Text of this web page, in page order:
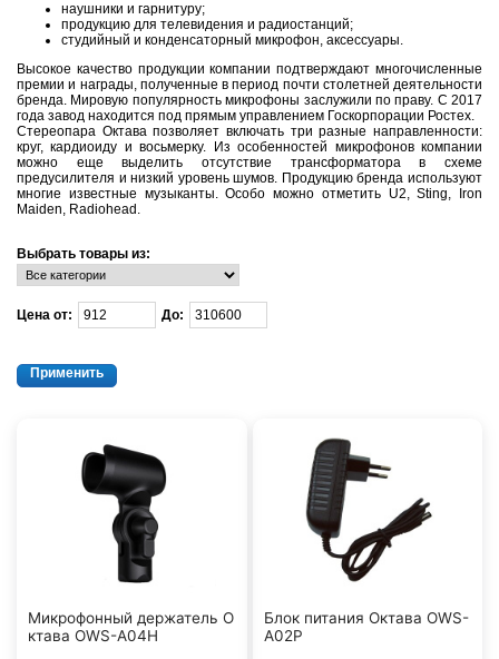
наушники и гарнитуру;
продукцию для телевидения и радиостанций;
студийный и конденсаторный микрофон, аксессуары.
Высокое качество продукции компании подтверждают многочисленные
премии и награды, полученные в период почти столетней деятельности
бренда. Мировую популярность микрофоны заслужили по праву. С 2017
года завод находится под прямым управлением Госкорпорации Ростех.
Стереопара Октава позволяет включать три разные направленности:
круг, кардиоиду и восьмерку. Из особенностей микрофонов компании
можно еще выделить отсутствие трансформатора в схеме
предусилителя и низкий уровень шумов. Продукцию бренда используют
многие известные музыканты. Особо можно отметить U2, Sting, Iron
Maiden, Radiohead.
Выбрать товары из:
Цена от: До:
Микрофонный держатель О
ктава OWS-A04H
Блок питания Октава OWS-
A02P